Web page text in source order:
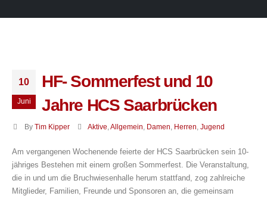
10
Juni
HF- Sommerfest und 10
Jahre HCS Saarbrücken
By Tim Kipper Aktive ,Allgemein Damen Herren ,Jugend
Am vergangenen Wochenende feierte der HCS Saarbrücken sein 10-
jähriges Bestehen mit einem großen Sommerfest. Die Veranstaltung,
die in und um die Bruchwiesenhalle herum stattfand, zog zahlreiche
Mitglieder, Familien, Freunde und Sponsoren an, die gemeinsam